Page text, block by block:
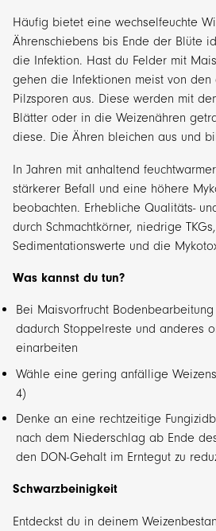
Häufig bietet eine wechselfeuchte
Ährenschiebens bis Ende der Blüte
die Infektion. Hast du Felder mit
gehen die Infektionen meist von
Pilzsporen aus. Diese werden mit
Blätter oder in die Weizenähren
diese. Die Ähren bleichen aus und
In Jahren mit anhaltend
stärkerer Befall und eine höhere
beobachten. Erhebliche Qualitäts-
durch Schmachtkörner, niedrige
Sedimentationswerte und die
Was kannst du tun?
Bei Maisvorfrucht
dadurch Stoppelreste und anderes
einarbeiten
Wähle eine gering anfällige
4)
Denke an eine rechtzeitige
nach dem Niederschlag ab Ende
den DON-Gehalt im Erntegut zu
Schwarzbeinigkeit
Entdeckst du in deinem